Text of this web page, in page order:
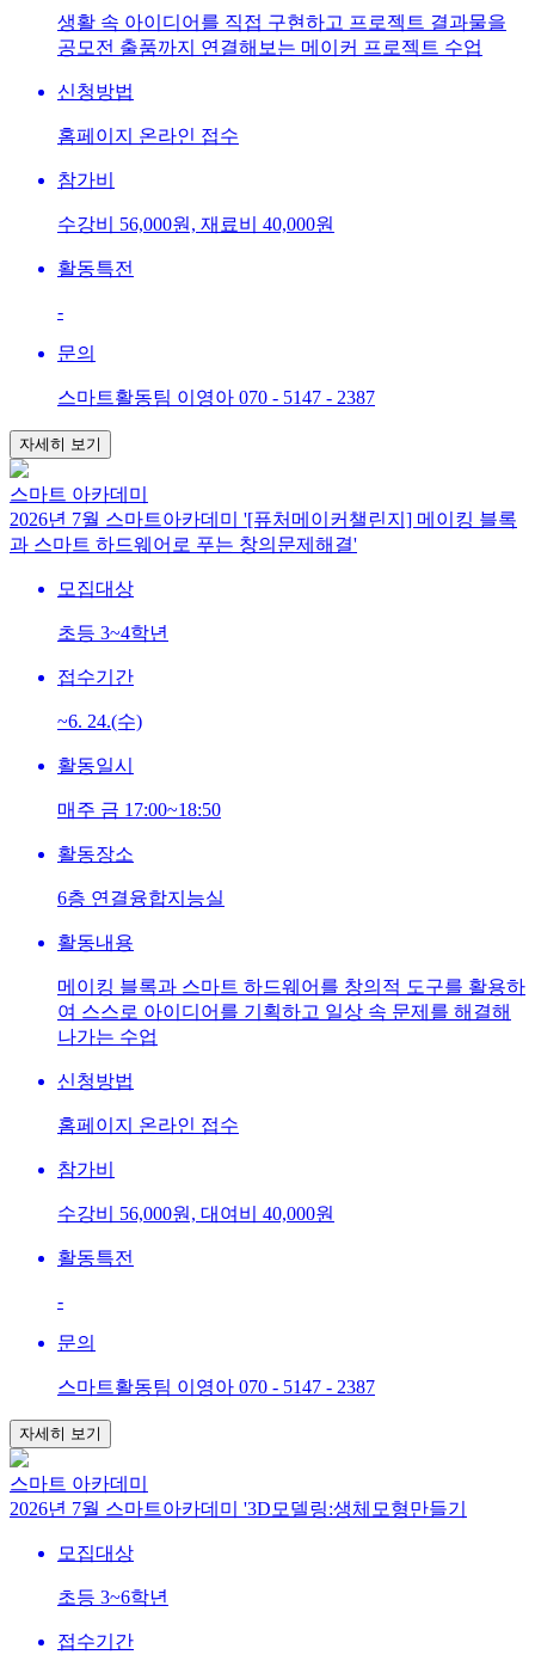
생활 속 아이디어를 직접 구현하고 프로젝트 결과물을
공모전 출품까지 연결해보는 메이커 프로젝트 수업
신청방법
홈페이지 온라인 접수
참가비
수강비 56,000원, 재료비 40,000원
활동특전
-
문의
스마트활동팀 이영아 070 - 5147 - 2387
자세히 보기
스마트 아카데미
2026년 7월 스마트아카데미 '[퓨처메이커챌린지] 메이킹 블록
과 스마트 하드웨어로 푸는 창의문제해결'
모집대상
초등 3~4학년
접수기간
~6. 24.(수)
활동일시
매주 금 17:00~18:50
활동장소
6층 연결융합지능실
활동내용
메이킹 블록과 스마트 하드웨어를 창의적 도구를 활용하
여 스스로 아이디어를 기획하고 일상 속 문제를 해결해
나가는 수업
신청방법
홈페이지 온라인 접수
참가비
수강비 56,000원, 대여비 40,000원
활동특전
-
문의
스마트활동팀 이영아 070 - 5147 - 2387
자세히 보기
스마트 아카데미
2026년 7월 스마트아카데미 '3D모델링:생체모형만들기
모집대상
초등 3~6학년
접수기간